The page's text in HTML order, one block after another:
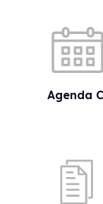
Agenda